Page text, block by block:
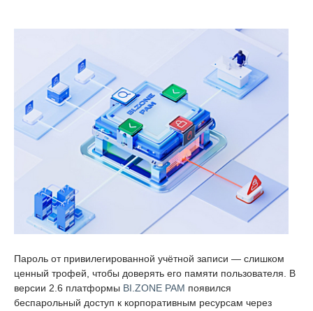
Пароль от привилегированной учётной записи — слишком
ценный трофей, чтобы доверять его памяти пользователя. В
версии 2.6 платформы BI.ZONE PAM появился
беспарольный доступ к корпоративным ресурсам через